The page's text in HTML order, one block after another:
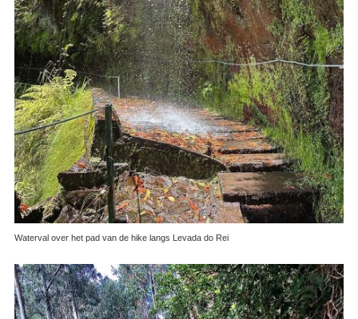
Waterval over het pad van de hike langs Levada do Rei